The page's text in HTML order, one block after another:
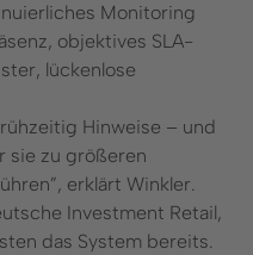
Monitoring
objektives SLA-
lückenlose
Hinweise – und
sie zu größeren
erklärt Winkler.
Investment Retail,
das System bereits.